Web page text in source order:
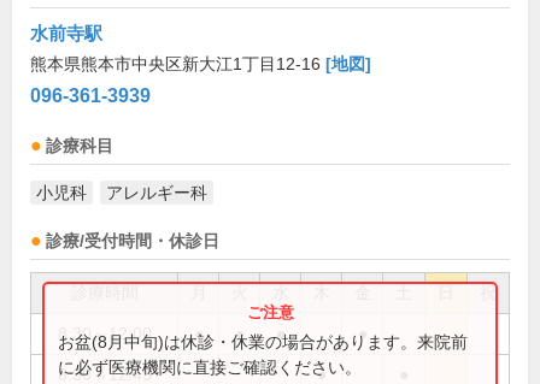
水前寺駅
熊本県熊本市中央区新大江1丁目12-16 [地図]
096-361-3939
診療科目
小児科 アレルギー科
診療/受付時間・休診日
祝
8:30～12:00 ● ● ● ●
8:30～12:45 ●
お盆(8月中旬)は休診・休業の場合があります。来院前
に必ず医療機関に直接ご確認ください。